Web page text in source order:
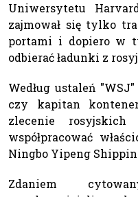
Uniwersytetu
zajmował się tylko
portami i dopiero w
odbierać ładunki z
Według ustaleń
czy kapitan
zlecenie
współpracować
Ningbo Yipeng
Zdaniem